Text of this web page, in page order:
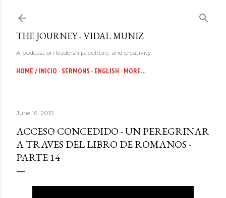
THE JOURNEY - VIDAL MUNIZ
A podcast on leadership, culture, and creativity
HOME / INICIO SERMONS - ENGLISH MORE…
June 16, 2015
ACCESO CONCEDIDO - UN PEREGRINAR
A TRAVES DEL LIBRO DE ROMANOS -
PARTE 14